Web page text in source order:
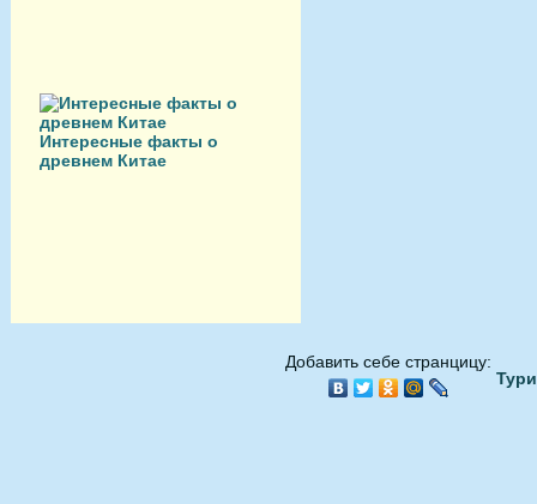
Интересные факты о
древнем Китае
Добавить себе странцицу: